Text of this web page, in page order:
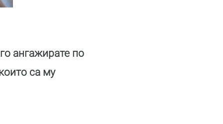
ангажирате по
са му